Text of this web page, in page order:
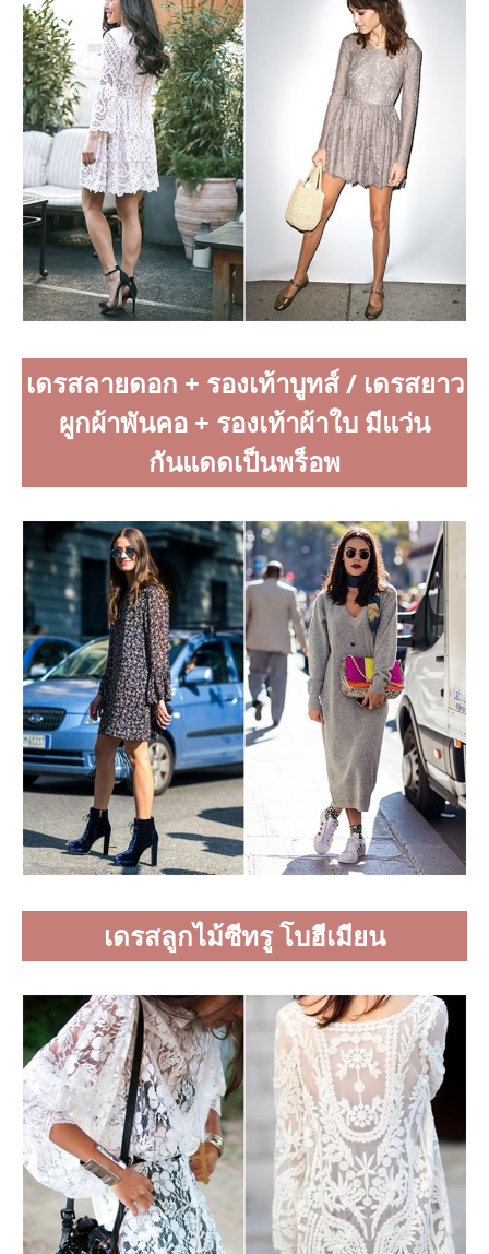
เดรสลายดอก + รองเท้าบูทส์ / เดรสยาว
ผูกผ้าพันคอ + รองเท้าผ้าใบ มีแว่น
กันแดดเป็นพร็อพ
เดรสลูกไม้ซีทรู โบฮีเมียน